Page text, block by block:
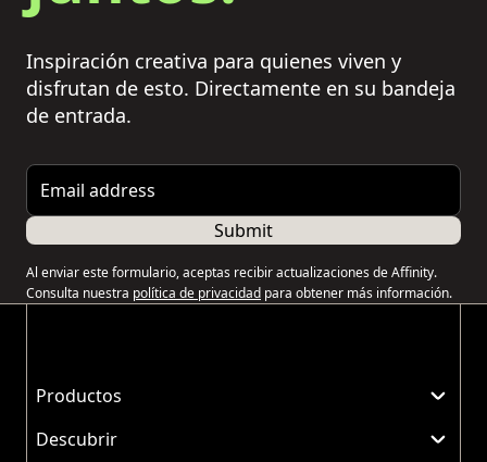
Inspiración creativa para quienes viven y
disfrutan de esto. Directamente en su bandeja
de entrada.
Email address
Submit
Al enviar este formulario, aceptas recibir actualizaciones de Affinity.
Consulta nuestra política de privacidad para obtener más información.
Productos
Descubrir